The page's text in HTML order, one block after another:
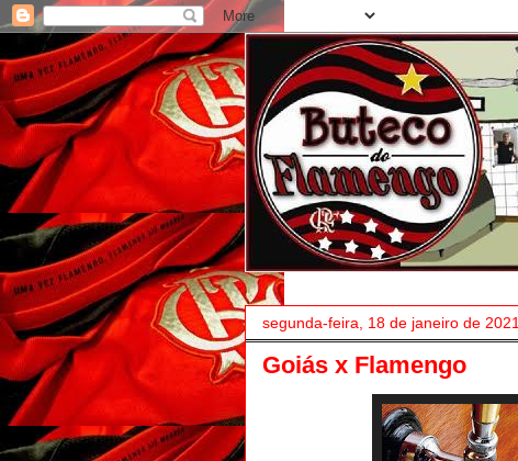
segunda-feira, 18 de janeiro de 2021
Goiás x Flamengo